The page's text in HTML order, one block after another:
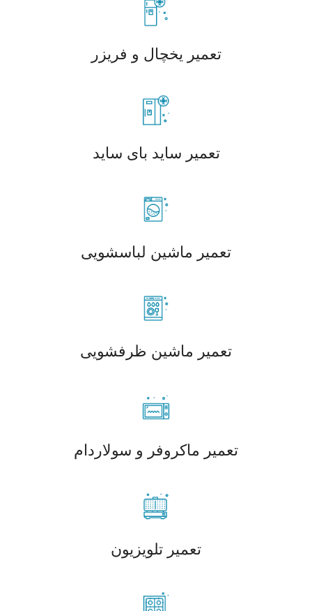
تعمیر یخچال و فریزر
تعمیر ساید بای ساید
تعمیر ماشین لباسشویی
تعمیر ماشین ظرفشویی
تعمیر ماکروفر و سولاردام
تعمیر تلویزیون